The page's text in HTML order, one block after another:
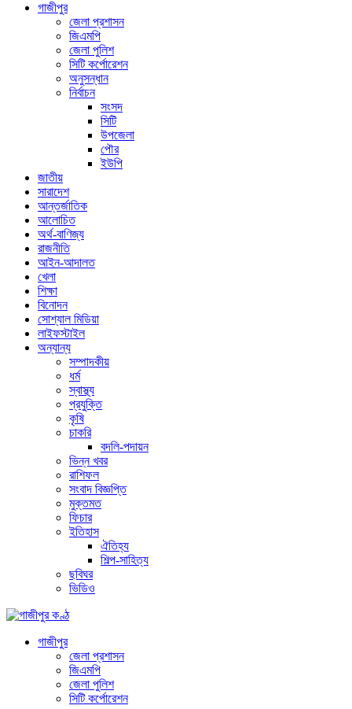
গাজীপুর
জেলা প্রশাসন
জিএমপি
জেলা পুলিশ
সিটি কর্পোরেশন
অনুসন্ধান
নির্বাচন
সংসদ
সিটি
উপজেলা
পৌর
ইউপি
জাতীয়
সারাদেশ
আন্তর্জাতিক
আলোচিত
অর্থ-বাণিজ্য
রাজনীতি
আইন-আদালত
খেলা
শিক্ষা
বিনোদন
সোশ্যাল মিডিয়া
লাইফস্টাইল
অন্যান্য
সম্পাদকীয়
ধর্ম
স্বাস্থ্য
প্রযুক্তি
কৃষি
চাকরি
বদলি-পদায়ন
ভিন্ন খবর
রাশিফল
সংবাদ বিজ্ঞপ্তি
মুক্তমত
ফিচার
ইতিহাস
ঐতিহ্য
শিল্প-সাহিত্য
ছবিঘর
ভিডিও
গাজীপুর
জেলা প্রশাসন
জিএমপি
জেলা পুলিশ
সিটি কর্পোরেশন